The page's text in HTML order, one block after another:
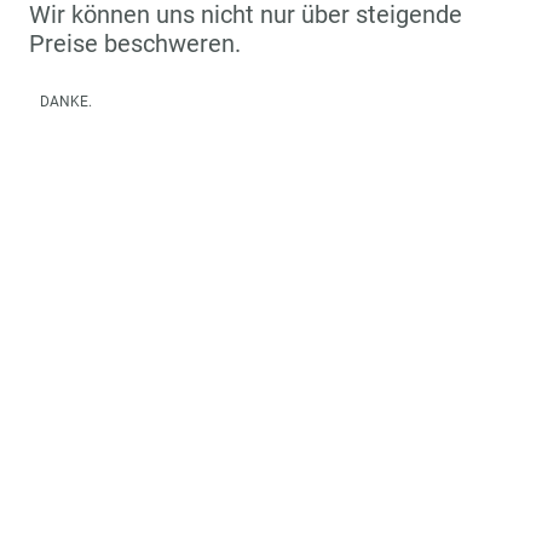
Wir können uns nicht nur über steigende
Preise beschweren.
DANKE.